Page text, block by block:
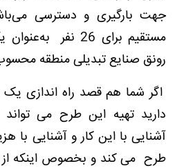
جهت بارگیری و دسترسی
مستقیم برای 26
رونق صنایع تبدیلی منطقه
اگر شما هم قصد راه اندازی یک
دارید تهیه این طرح می
آشنایی با این کار و آشنایی با
طرح می کند و بخصوص اینکه از